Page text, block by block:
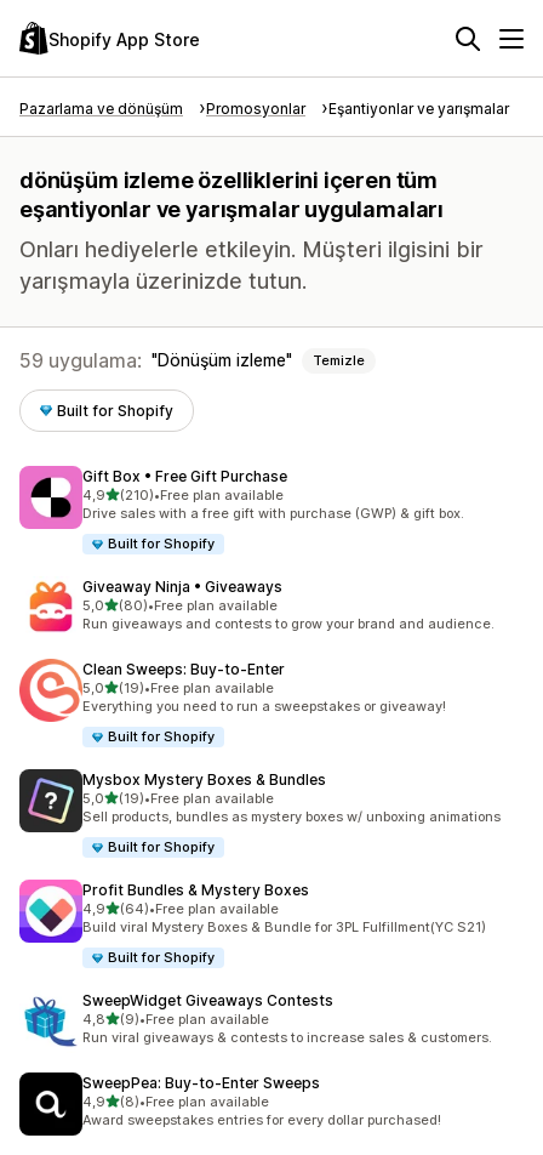
Shopify App Store
Pazarlama ve dönüşüm Promosyonlar Eşantiyonlar ve yarışmalar
dönüşüm izleme özelliklerini içeren tüm
eşantiyonlar ve yarışmalar uygulamaları
Onları hediyelerle etkileyin. Müşteri ilgisini bir
yarışmayla üzerinizde tutun.
59 uygulama: Dönüşüm izleme Temizle
Built for Shopify
Gift Box • Free Gift Purchase
4,95 yıldız üzerinden
(210)
toplam 210 değerlendirme
•Free plan available
Drive sales with a free gift with purchase (GWP) & gift box.
Built for Shopify
Giveaway Ninja • Giveaways
5,05 yıldız üzerinden
(80)
toplam 80 değerlendirme
•Free plan available
Run giveaways and contests to grow your brand and audience.
Clean Sweeps: Buy‑to‑Enter
5,05 yıldız üzerinden
(19)
toplam 19 değerlendirme
•Free plan available
Everything you need to run a sweepstakes or giveaway!
Built for Shopify
Mysbox Mystery Boxes & Bundles
5,05 yıldız üzerinden
(19)
toplam 19 değerlendirme
•Free plan available
Sell products, bundles as mystery boxes w/ unboxing animations
Built for Shopify
Profit Bundles & Mystery Boxes
4,95 yıldız üzerinden
(64)
toplam 64 değerlendirme
•Free plan available
Build viral Mystery Boxes & Bundle for 3PL Fulfillment(YC S21)
Built for Shopify
SweepWidget Giveaways Contests
4,85 yıldız üzerinden
(9)
toplam 9 değerlendirme
•Free plan available
Run viral giveaways & contests to increase sales & customers.
SweepPea: Buy‑to‑Enter Sweeps
4,95 yıldız üzerinden
(8)
toplam 8 değerlendirme
•Free plan available
Award sweepstakes entries for every dollar purchased!